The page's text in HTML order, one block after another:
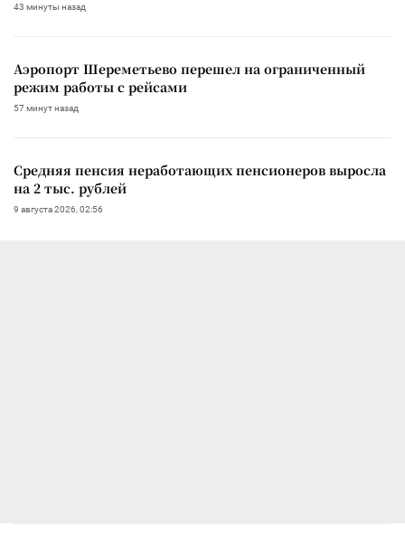
43 минуты назад
Аэропорт Шереметьево перешел на ограниченный
режим работы с рейсами
57 минут назад
Средняя пенсия неработающих пенсионеров выросла
на 2 тыс. рублей
9 августа 2026, 02:56